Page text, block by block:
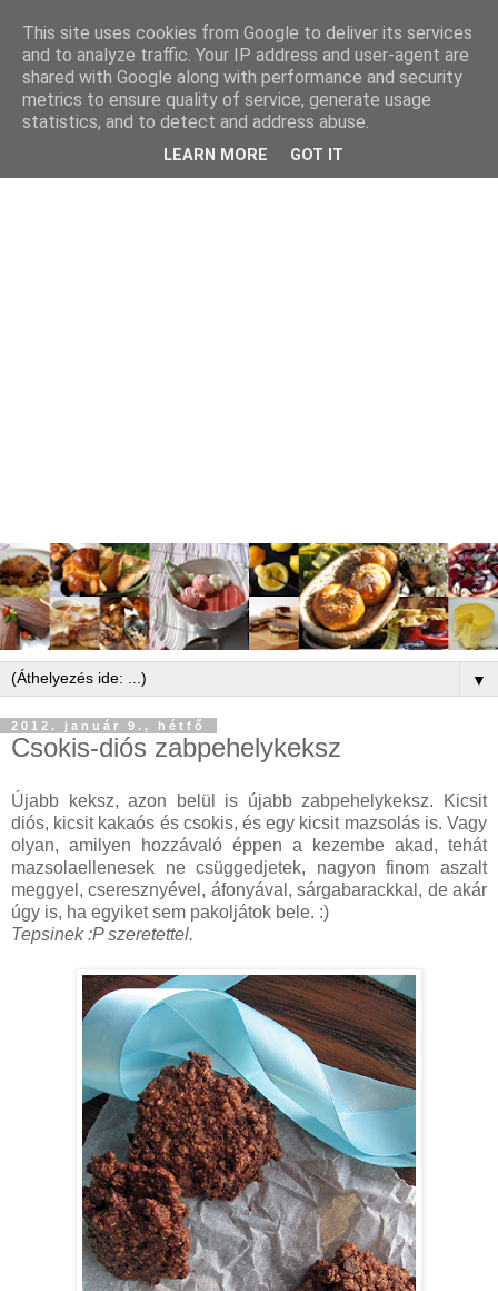
▼
2012. január 9., hétfő
Csokis-diós zabpehelykeksz
Újabb keksz, azon belül is újabb zabpehelykeksz. Kicsit
diós, kicsit kakaós és csokis, és egy kicsit mazsolás is. Vagy
olyan, amilyen hozzávaló éppen a kezembe akad, tehát
mazsolaellenesek ne csüggedjetek, nagyon finom aszalt
meggyel, cseresznyével, áfonyával, sárgabarackkal, de akár
úgy is, ha egyiket sem pakoljátok bele. :)
Tepsinek :P szeretettel.
This site uses cookies from Google to deliver its services
and to analyze traffic. Your IP address and user-agent are
shared with Google along with performance and security
metrics to ensure quality of service, generate usage
statistics, and to detect and address abuse.
LEARN MORE GOT IT